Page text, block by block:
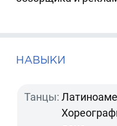
НАВЫКИ
Танцы: